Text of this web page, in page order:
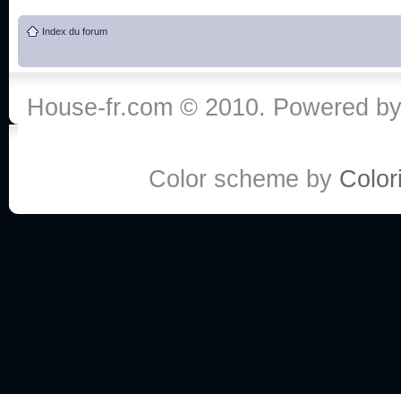
:he:
Salut tout le monde ! Je me fais un petit après
Index du forum
House-fr.com © 2010. Powered
Color scheme by